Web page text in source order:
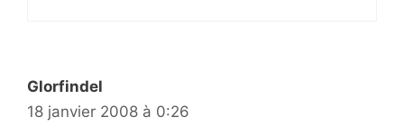
Glorfindel
18 janvier 2008 à 0:26